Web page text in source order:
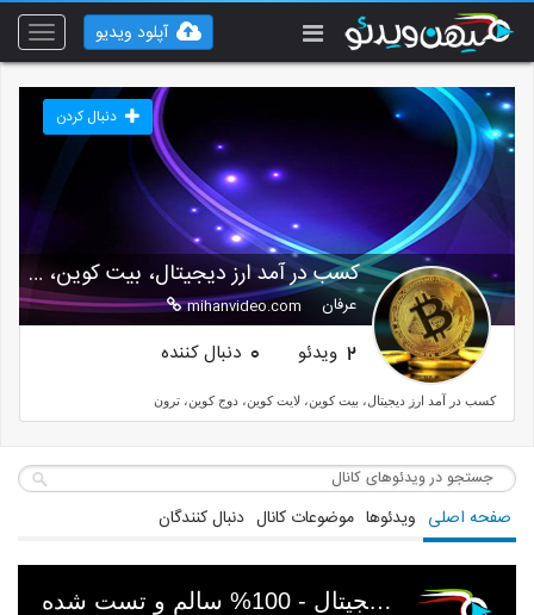
Toggle
آپلود ویدیو
کسب در آمد ارز دیجیتال، بیت کوین، لایت کوین، دوج ک
عرفان mihanvideo.com
دنبال کردن
2 ویدئو 0 دنبال کننده
کسب در آمد ارز دیجیتال، بیت کوین، لایت کوین، دوج کوین، ترون
صفحه اصلی ویدئوها موضوعات کانال دنبال کنندگان
ماهی 30 میلیون تومان درآمد از 4 ارز دیجیتال - 100% سالم و تست شده